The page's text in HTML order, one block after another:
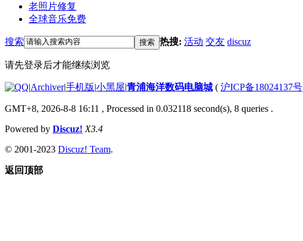
老照片修复
全球音乐免费
搜索 搜索 热搜: 活动 交友 discuz
请先登录后才能继续浏览
|Archiver|手机版|小黑屋|青浦海洋数码电脑城 ( 沪ICP备18024137号
GMT+8, 2026-8-8 16:11 , Processed in 0.032118 second(s), 8 queries .
Powered by Discuz! X3.4
© 2001-2023 Discuz! Team.
返回顶部